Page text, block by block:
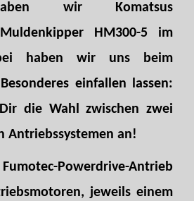
wir Komatsus
HM300-5 im
haben wir uns beim
einfallen lassen:
die Wahl zwischen zwei
Antriebssystemen an!
Powerdrive-Antrieb
jeweils einem